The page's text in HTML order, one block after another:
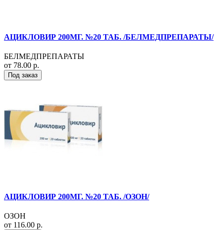
АЦИКЛОВИР 200МГ. №20 ТАБ. /БЕЛМЕДПРЕПАРАТЫ/
БЕЛМЕДПРЕПАРАТЫ
от 78.00 р.
Под заказ
АЦИКЛОВИР 200МГ. №20 ТАБ. /ОЗОН/
ОЗОН
от 116.00 р.